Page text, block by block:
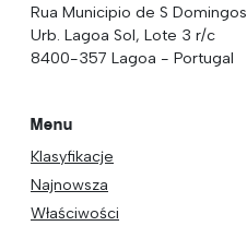
Rua Municipio de S Domingos
Urb. Lagoa Sol, Lote 3 r/c
8400-357 Lagoa - Portugal
Menu
Klasyfikacje
Najnowsza
Właściwości